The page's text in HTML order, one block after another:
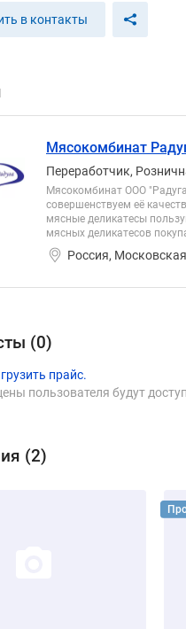
в контакты
Мясокомбинат
Переработчик,
Мясокомбинат ООО
совершенствуем её
мясные деликатесы
мясных деликатесов
Россия,
(0)
прайс.
пользователя будут
(2)